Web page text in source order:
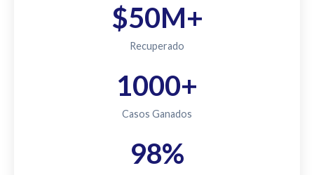
$50M+
Recuperado
1000+
Casos Ganados
98%